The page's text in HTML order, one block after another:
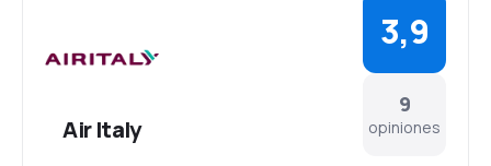
Air Italy
9
opiniones
3,9